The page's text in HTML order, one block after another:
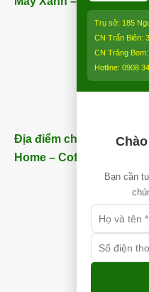
Địa điểm chi nhánh
Home – Coffee) – ĐT:
Trụ sở: 185
CN Trấn Biên:
CN Trảng
Hotline: 0908
Bạn cần